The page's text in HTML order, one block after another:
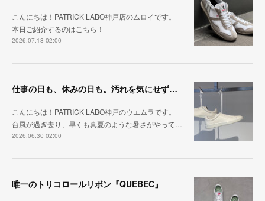
こんにちは！PATRICK LABO神戸店のムロイです。
本日ご紹介するのはこちら！
2026.07.18 02:00
仕事の日も、休みの日も。汚れを気にせず毎日履ける『PUNCH-WP_WHT』
こんにちは！PATRICK LABO神戸のウエムラです。
台風が過ぎ去り、早くも真夏のような暑さがやって…
2026.06.30 02:00
唯一のトリコロールリボン『QUEBEC』